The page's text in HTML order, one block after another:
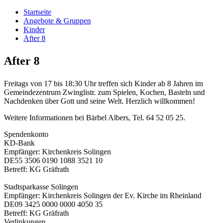
Startseite
Angebote & Gruppen
Kinder
After 8
After 8
Freitags von 17 bis 18:30 Uhr treffen sich Kinder ab 8 Jahren im
Gemeindezentrum Zwinglistr. zum Spielen, Kochen, Basteln und
Nachdenken über Gott und seine Welt. Herzlich willkommen!
Weitere Informationen bei Bärbel Albers, Tel. 64 52 05 25.
Spendenkonto
KD-Bank
Empfänger: Kirchenkreis Solingen
DE55 3506 0190 1088 3521 10
Betreff: KG Gräfrath
Stadtsparkasse Solingen
Empfänger: Kirchenkreis Solingen der Ev. Kirche im Rheinland
DE09 3425 0000 0000 4050 35
Betreff: KG Gräfrath